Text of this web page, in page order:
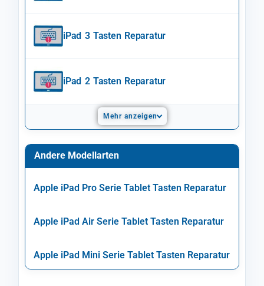
iPad 3 Tasten Reparatur
iPad 2 Tasten Reparatur
Mehr anzeigen
Andere Modellarten
Apple iPad Pro Serie Tablet Tasten Reparatur
Apple iPad Air Serie Tablet Tasten Reparatur
Apple iPad Mini Serie Tablet Tasten Reparatur